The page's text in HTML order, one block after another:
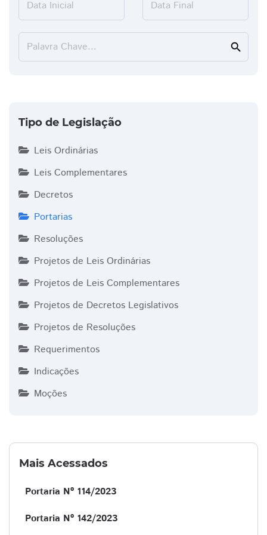
Data Inicial Data Final
Palavra Chave... search
Tipo de Legislação
Leis Ordinárias
Leis Complementares
Decretos
Portarias
Resoluções
Projetos de Leis Ordinárias
Projetos de Leis Complementares
Projetos de Decretos Legislativos
Projetos de Resoluções
Requerimentos
Indicações
Moções
Mais Acessados
Portaria Nº 114/2023
Portaria Nº 142/2023